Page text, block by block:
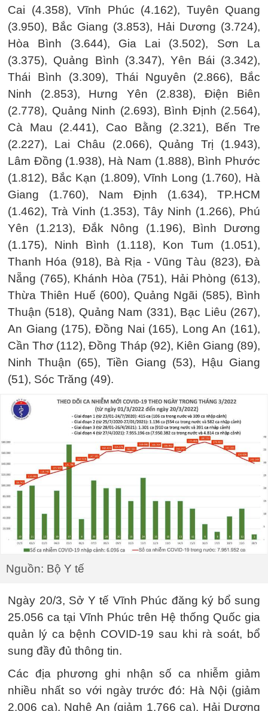
Cai (4.358), Vĩnh Phúc (4.162), Tuyên Quang
(3.950), Bắc Giang (3.853), Hải Dương (3.724),
Hòa Bình (3.644), Gia Lai (3.502), Sơn La
(3.375), Quảng Bình (3.347), Yên Bái (3.342),
Thái Bình (3.309), Thái Nguyên (2.866), Bắc
Ninh (2.853), Hưng Yên (2.838), Điện Biên
(2.778), Quảng Ninh (2.693), Bình Định (2.564),
Cà Mau (2.441), Cao Bằng (2.321), Bến Tre
(2.227), Lai Châu (2.066), Quảng Trị (1.943),
Lâm Đồng (1.938), Hà Nam (1.888), Bình Phước
(1.812), Bắc Kạn (1.809), Vĩnh Long (1.760), Hà
Giang (1.760), Nam Định (1.634), TP.HCM
(1.462), Trà Vinh (1.353), Tây Ninh (1.266), Phú
Yên (1.213), Đắk Nông (1.196), Bình Dương
(1.175), Ninh Bình (1.118), Kon Tum (1.051),
Thanh Hóa (918), Bà Rịa - Vũng Tàu (823), Đà
Nẵng (765), Khánh Hòa (751), Hải Phòng (613),
Thừa Thiên Huế (600), Quảng Ngãi (585), Bình
Thuận (518), Quảng Nam (331), Bạc Liêu (267),
An Giang (175), Đồng Nai (165), Long An (161),
Cần Thơ (112), Đồng Tháp (92), Kiên Giang (89),
Ninh Thuận (65), Tiền Giang (53), Hậu Giang
(51), Sóc Trăng (49).
Nguồn: Bộ Y tế
Ngày 20/3, Sở Y tế Vĩnh Phúc đăng ký bổ sung
25.056 ca tại Vĩnh Phúc trên Hệ thống Quốc gia
quản lý ca bệnh COVID-19 sau khi rà soát, bổ
sung đầy đủ thông tin.
Các địa phương ghi nhận số ca nhiễm giảm
nhiều nhất so với ngày trước đó: Hà Nội (giảm
2.006 ca), Nghệ An (giảm 1.766 ca), Hải Dương